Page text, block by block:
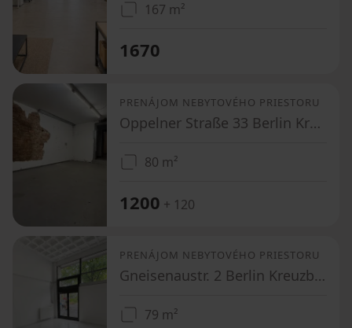
167 m²
1670
PRENÁJOM NEBYTOVÉHO PRIESTORU
Oppelner Straße 33 Berlin Kreuzberg Berlin 10997
80 m²
1200 + 120
PRENÁJOM NEBYTOVÉHO PRIESTORU
Gneisenaustr. 2 Berlin Kreuzberg Berlin 10961
79 m²